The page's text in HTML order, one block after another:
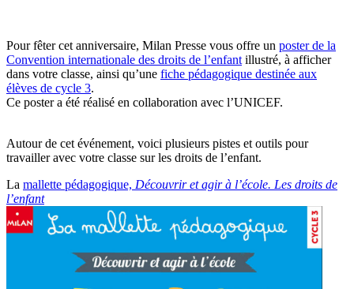
Pour fêter cet anniversaire, Milan Presse vous offre un poster de la
Convention internationale des droits de l’enfant illustré, à afficher
dans votre classe, ainsi qu’une fiche pédagogique destinée aux
élèves de cycle 3.
Ce poster a été réalisé en collaboration avec l’UNICEF.
Autour de cet événement, voici plusieurs pistes et outils pour
travailler avec votre classe sur les droits de l’enfant.
La mallette pédagogique, Découvrir et agir à l’école. Les droits de
l’enfant